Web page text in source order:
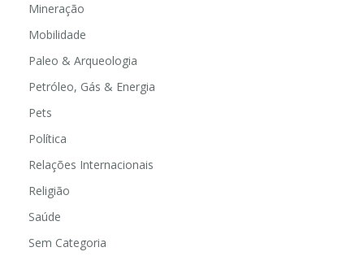
Mineração
Mobilidade
Paleo & Arqueologia
Petróleo, Gás & Energia
Pets
Política
Relações Internacionais
Religião
Saúde
Sem Categoria